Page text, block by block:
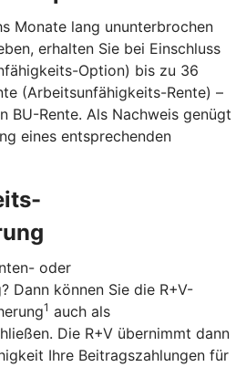
Monate lang ununterbrochen
erhalten Sie bei Einschluss
Option) bis zu 36
(Arbeitsunfähigkeits-Rente) –
BU-Rente. Als Nachweis genügt
eines entsprechenden
oder
Dann können Sie die R+V-
1 auch als
Die R+V übernimmt dann
Ihre Beitragszahlungen für